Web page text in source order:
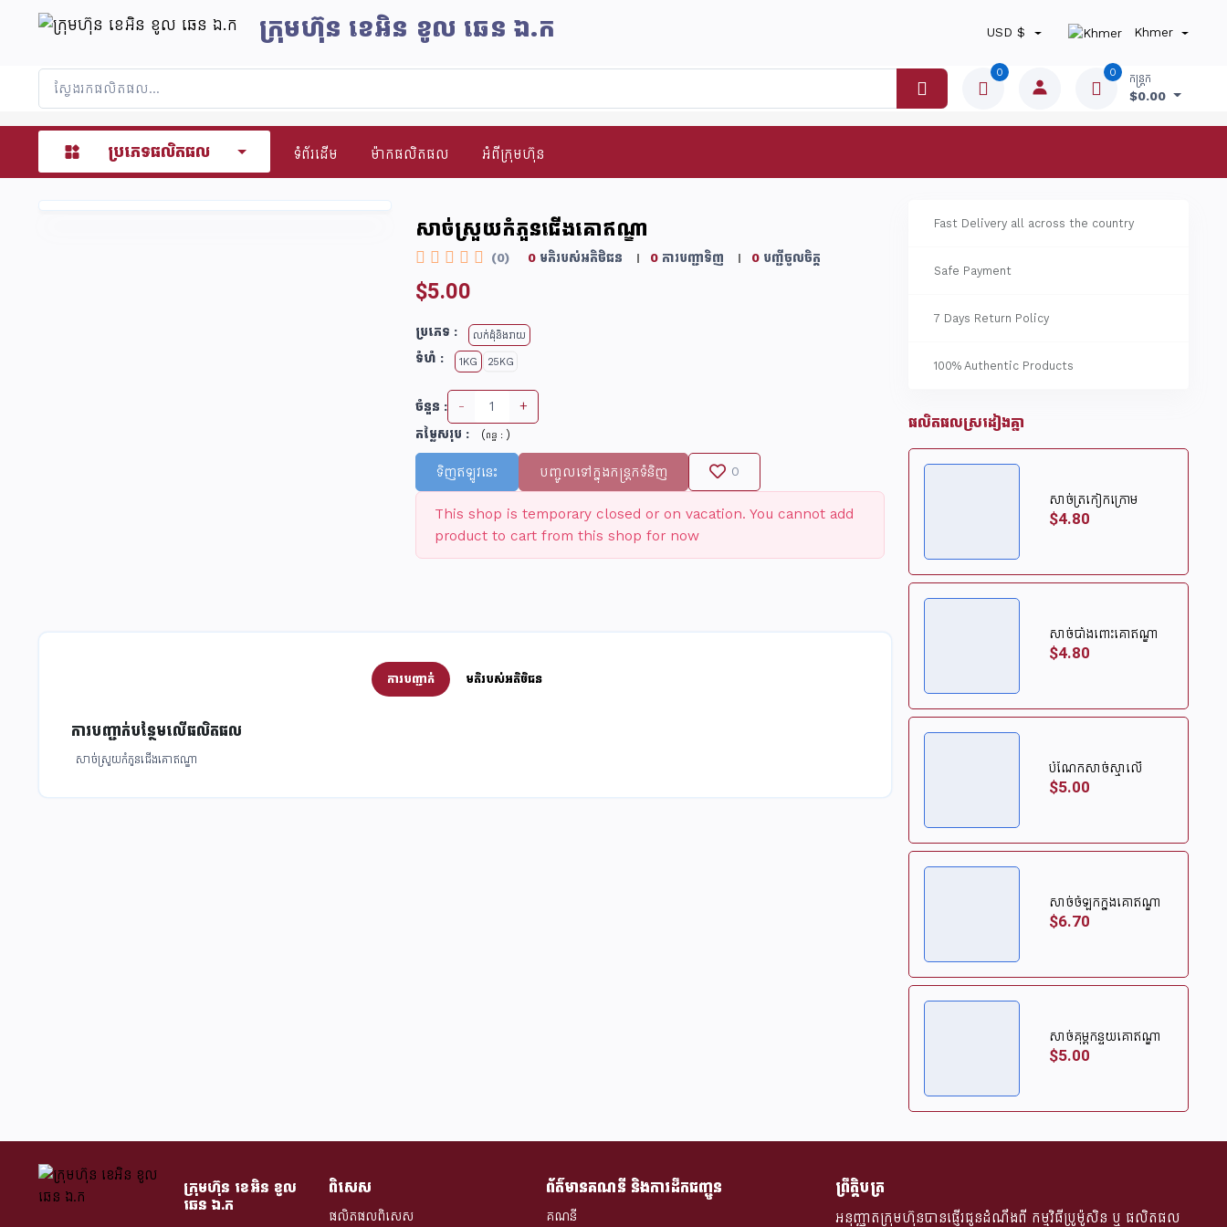
ក្រុមហ៊ុន​ ខេអិន ខូល ឆេន​ ឯ.ក USD $ Khmer
0 0 កន្ត្រក
$0.00
ប្រភេទផលិតផល ទំព័រដើម ម៉ាកផលិតផល អំពីក្រុមហ៊ុន
សាច់ស្រួយកំភួនជើងគោឥណ្ឌា
(0) 0មតិរបស់អតិថិជន 0ការបញ្ជាទិញ 0បញ្ជីចូលចិត្ត
$5.00
ប្រភេទ : លក់ដុំនិងរាយ
ទំហំ : 1KG 25KG
ចំនួន : - +
តម្លៃសរុប : (ពន្ធ : )
ទិញឥឡូវនេះ បញ្ចូលទៅក្នុងកន្រ្តកទំនិញ 0
This shop is temporary closed or on vacation. You cannot add
product to cart from this shop for now
ការបញ្ជាក់ មតិរបស់អតិថិជន
ការ​បញ្ជាក់​បន្ថែមលើផលិតផល
សាច់ស្រួយកំភួនជើងគោឥណ្ឌា
Fast Delivery all across the country
Safe Payment
7 Days Return Policy
100% Authentic Products
ផលិតផលស្រដៀងគ្នា
សាច់ត្រកៀកក្រោម
$4.80
សាច់បាំងពោះគោឥណ្ឌា
$4.80
បំណែកសាច់ស្មាលើ
$5.00
សាច់ចំឡកក្នុងគោឥណ្ឌា
$6.70
សាច់គុម្ពកន្ទុយគោឥណ្ឌា
$5.00
ក្រុមហ៊ុន​ ខេអិន ខូល
ឆេន​ ឯ.ក
ពិសេស
ផលិតផលពិសេស
ព័ត៌មានគណនី និងការដឹកជញ្ជូន
គណនី
ព្រឹត្តិបត្រ
អនុញ្ញាតក្រុមហ៊ុនបានផ្ញើរជូនដំណឹងពី​ កម្មវិធីប្រូម៉ូសិន ឬ ផលិតផល